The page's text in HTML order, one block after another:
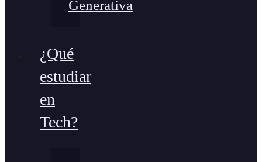
Generativa
¿Qué
estudiar
en
Tech?